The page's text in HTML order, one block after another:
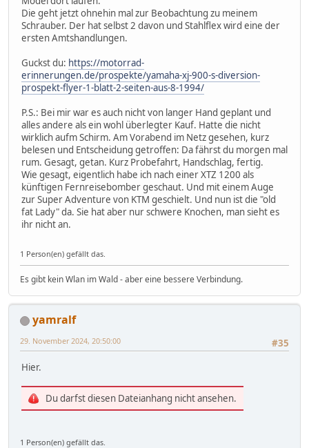
Die geht jetzt ohnehin mal zur Beobachtung zu meinem
Schrauber. Der hat selbst 2 davon und Stahlflex wird eine der
ersten Amtshandlungen.
Guckst du: https://motorrad-
erinnerungen.de/prospekte/yamaha-xj-900-s-diversion-
prospekt-flyer-1-blatt-2-seiten-aus-8-1994/
P.S.: Bei mir war es auch nicht von langer Hand geplant und
alles andere als ein wohl überlegter Kauf. Hatte die nicht
wirklich aufm Schirm. Am Vorabend im Netz gesehen, kurz
belesen und Entscheidung getroffen: Da fährst du morgen mal
rum. Gesagt, getan. Kurz Probefahrt, Handschlag, fertig.
Wie gesagt, eigentlich habe ich nach einer XTZ 1200 als
künftigen Fernreisebomber geschaut. Und mit einem Auge
zur Super Adventure von KTM geschielt. Und nun ist die "old
fat Lady" da. Sie hat aber nur schwere Knochen, man sieht es
ihr nicht an.
1 Person(en) gefällt das.
Es gibt kein Wlan im Wald - aber eine bessere Verbindung.
yamralf
#35
29. November 2024, 20:50:00
Hier.
Du darfst diesen Dateianhang nicht ansehen.
1 Person(en) gefällt das.